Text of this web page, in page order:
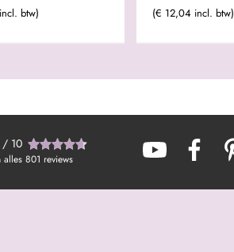
btw) (€ 12,04 incl. btw)
10
alles 801 reviews